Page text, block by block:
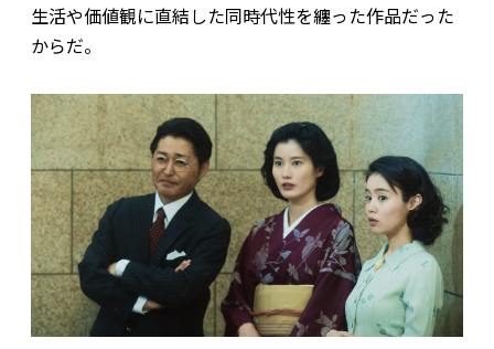
生活や価値観に直結した同時代性を纏った作品だった
からだ。